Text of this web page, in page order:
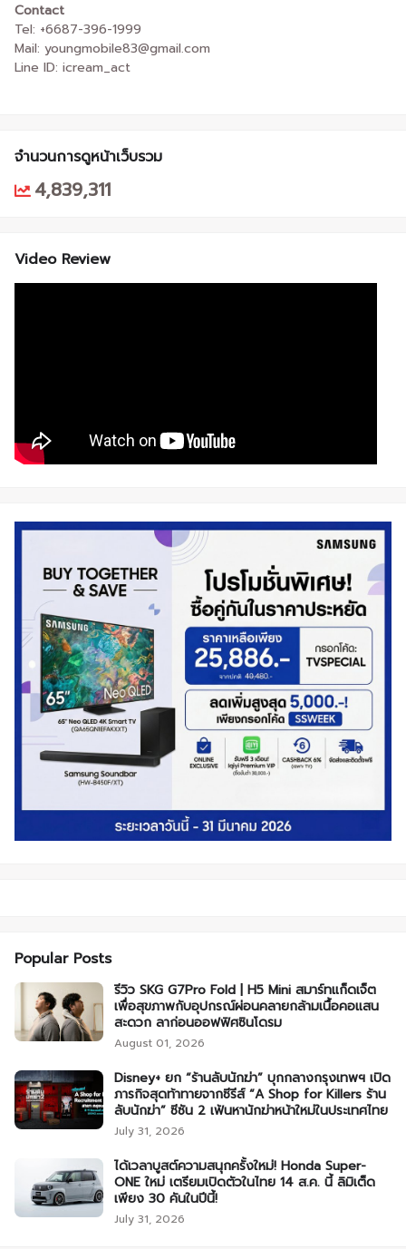
Contact
Tel: +6687-396-1999
Mail: youngmobile83@gmail.com
Line ID: icream_act
จำนวนการดูหน้าเว็บรวม
4,839,311
Video Review
Popular Posts
รีวิว SKG G7Pro Fold | H5 Mini สมาร์ทแก็ดเจ็ต
เพื่อสุขภาพกับอุปกรณ์ผ่อนคลายกล้ามเนื้อคอแสน
สะดวก ลาก่อนออฟฟิศซินโดรม
August 01, 2026
Disney+ ยก “ร้านลับนักฆ่า” บุกกลางกรุงเทพฯ เปิด
ภารกิจสุดท้าทายจากซีรีส์ “A Shop for Killers ร้าน
ลับนักฆ่า” ซีซัน 2 เฟ้นหานักฆ่าหน้าใหม่ในประเทศไทย
July 31, 2026
ได้เวลาบูสต์ความสนุกครั้งใหม่! Honda Super-
ONE ใหม่ เตรียมเปิดตัวในไทย 14 ส.ค. นี้ ลิมิเต็ด
เพียง 30 คันในปีนี้!
July 31, 2026